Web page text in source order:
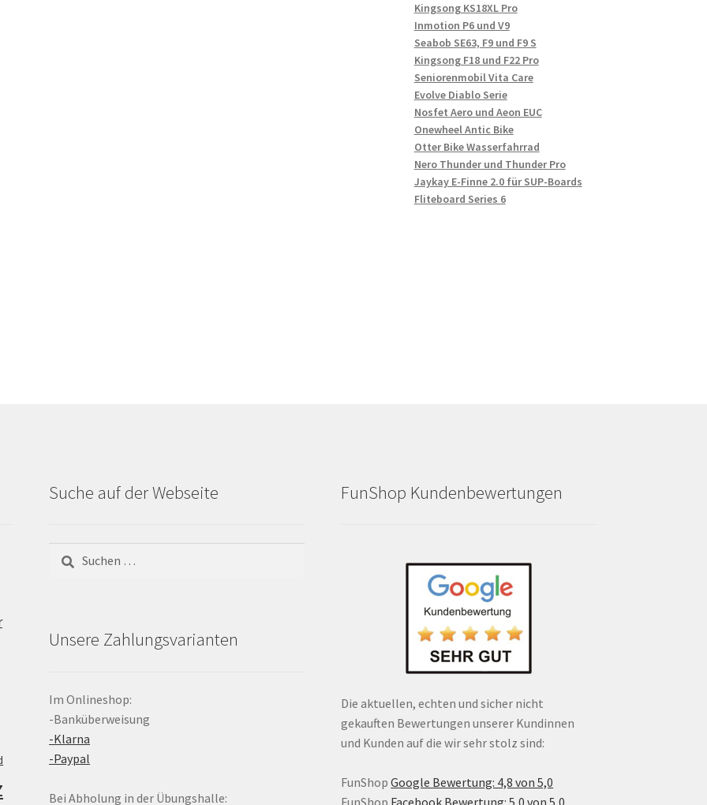
Kingsong KS18XL Pro
Inmotion P6 und V9
Seabob SE63, F9 und F9 S
Kingsong F18 und F22 Pro
Seniorenmobil Vita Care
Evolve Diablo Serie
Nosfet Aero und Aeon EUC
Onewheel Antic Bike
Otter Bike Wasserfahrrad
Nero Thunder und Thunder Pro
Jaykay E-Finne 2.0 für SUP-Boards
Fliteboard Series 6
Suche auf der Webseite
nach:
Unsere Zahlungsvarianten
Im Onlineshop:
-Banküberweisung
-Klarna
-Paypal
Bei Abholung in der Übungshalle:
FunShop Kundenbewertungen
Die aktuellen, echten und sicher nicht
gekauften Bewertungen unserer Kundinnen
und Kunden auf die wir sehr stolz sind:
FunShop Google Bewertung: 4,8 von 5,0
FunShop Facebook Bewertung: 5,0 von 5,0